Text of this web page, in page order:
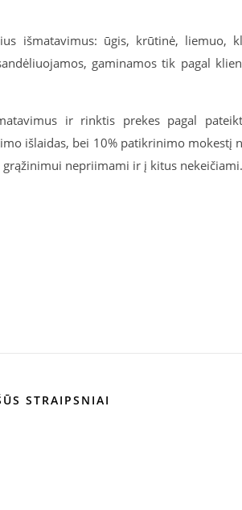
išmatavimus: ūgis, krūtinė, liemuo,
gaminamos tik pagal
ir rinktis prekes pagal
išlaidas, bei 10% patikrinimo mokestį
nepriimami ir į kitus nekeičiami.
STRAIPSNIAI